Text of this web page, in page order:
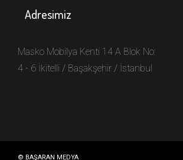
Adresimiz
Masko Mobilya Kenti 14 A Blok No:
4 - 6 İkitelli / Başakşehir / İstanbul
© BAŞARAN MEDYA